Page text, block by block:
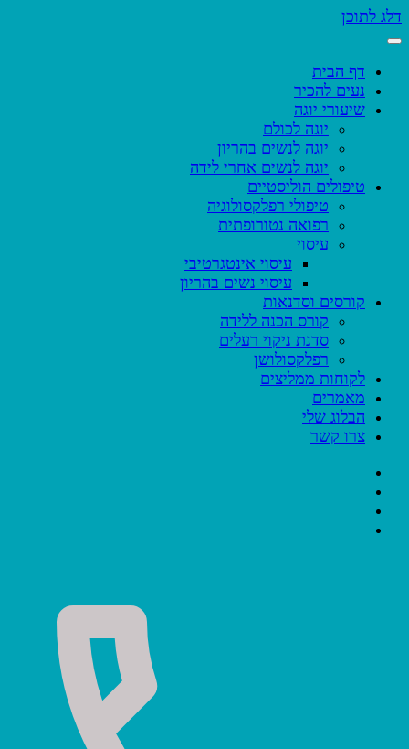
דלג לתוכן
דף הבית
נעים להכיר
שיעורי יוגה
יוגה לכולם
יוגה לנשים בהריון
יוגה לנשים אחרי לידה
טיפולים הוליסטיים
טיפולי רפלקסולוגיה
רפואה נטורופתית
עיסוי
עיסוי אינטגרטיבי
עיסוי נשים בהריון
קורסים וסדנאות
קורס הכנה ללידה
סדנת ניקוי רעלים
רפלקסולושן
לקוחות ממליצים
מאמרים
הבלוג שלי
צרו קשר